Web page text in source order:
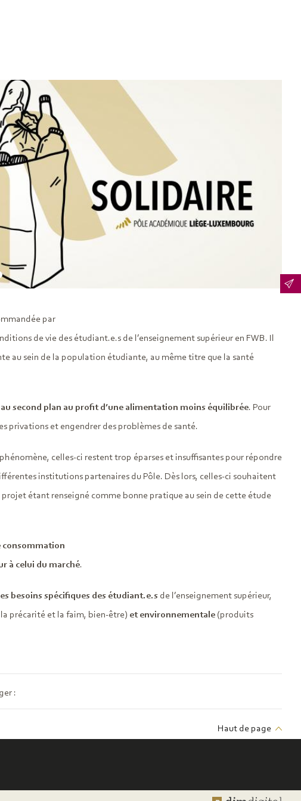
par
de vie des étudiant.e.s de l’enseignement supérieur en FWB. Il
au sein de la population étudiante, au même titre que la santé
second plan au profit d’une alimentation moins équilibrée. Pour
privations et engendrer des problèmes de santé.
celles-ci restent trop éparses et insuffisantes pour répondre
institutions partenaires du Pôle. Dès lors, celles-ci souhaitent
projet étant renseigné comme bonne pratique au sein de cette étude
consommation
à celui du marché.
besoins spécifiques des étudiant.e.s de l’enseignement supérieur,
précarité et la faim, bien-être) et environnementale(produits
:
Haut de page